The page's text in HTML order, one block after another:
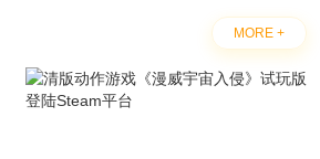
MORE +